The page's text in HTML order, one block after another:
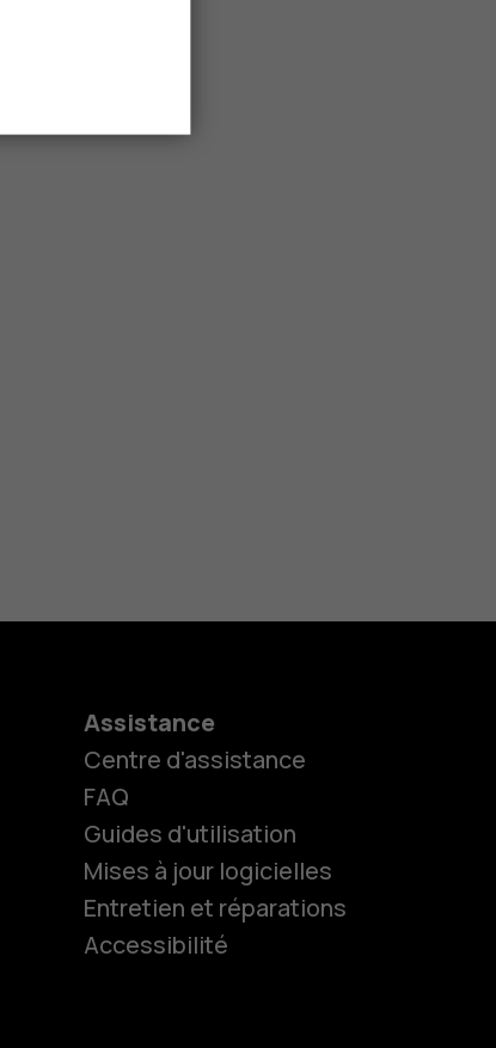
Assistance
Centre d'assistance
FAQ
Guides d'utilisation
Mises à jour logicielles
Entretien et réparations
Accessibilité